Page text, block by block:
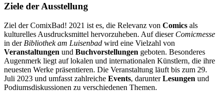
Ziele der Ausstellung
Ziel der ComixBad! 2021 ist es, die Relevanz von Comics als
kulturelles Ausdrucksmittel hervorzuheben. Auf dieser Comicmesse
in der Bibliothek am Luisenbad wird eine Vielzahl von
Veranstaltungen und Buchvorstellungen geboten. Besonderes
Augenmerk liegt auf lokalen und internationalen Künstlern, die ihre
neuesten Werke präsentieren. Die Veranstaltung läuft bis zum 29.
Juli 2023 und umfasst zahlreiche Events, darunterLesungen und
Podiumsdiskussionen zu verschiedenen Themen.